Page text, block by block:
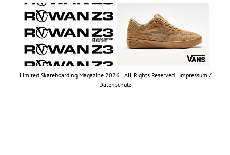
Limited Skateboarding Magazine 2026 | All Rights Reserved | Impressum /
Datenschutz